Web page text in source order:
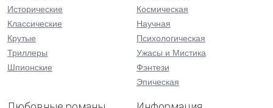
Исторические
Классические
Крутые
Триллеры
Шпионские
Космическая
Научная
Психологическая
Ужасы и Мистика
Фэнтези
Эпическая